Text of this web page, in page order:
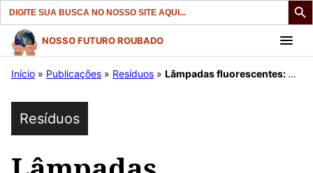
Search
for:
Pular
para
conteúdo
NOSSO FUTURO ROUBADO
Início » Publicações » Resíduos » Lâmpadas fluorescentes: quem pagará o custo da reciclagem? Entrevista especial com Marta Tocchett.
Resíduos